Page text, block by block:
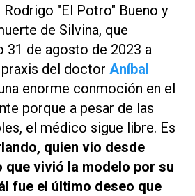
Rodrigo "El Potro" Bueno y
de Silvina, que
31 de agosto de 2023 a
del doctor Aníbal
enorme conmoción en el
porque a pesar de las
el médico sigue libre. Es
quien vio desde
que vivió la modelo por su
fue el último deseo que